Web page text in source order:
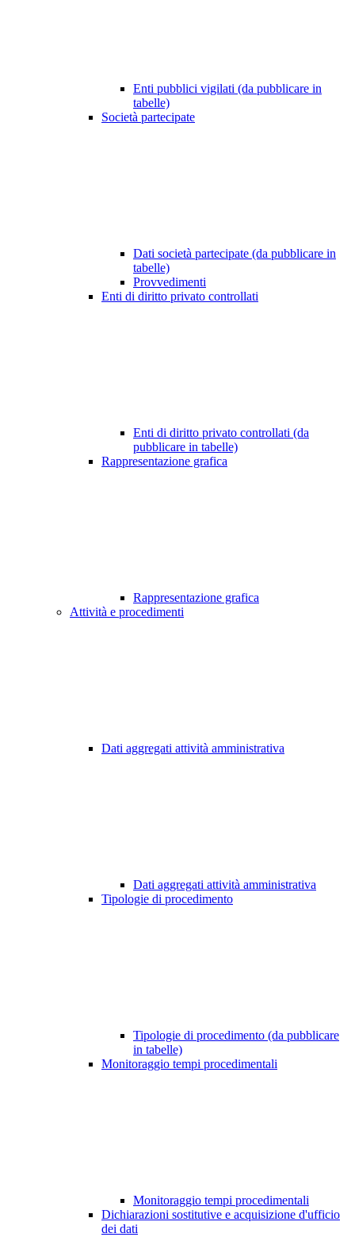
Enti pubblici vigilati (da pubblicare in
tabelle)
Società partecipate
Dati società partecipate (da pubblicare in
tabelle)
Provvedimenti
Enti di diritto privato controllati
Enti di diritto privato controllati (da
pubblicare in tabelle)
Rappresentazione grafica
Rappresentazione grafica
Attività e procedimenti
Dati aggregati attività amministrativa
Dati aggregati attività amministrativa
Tipologie di procedimento
Tipologie di procedimento (da pubblicare
in tabelle)
Monitoraggio tempi procedimentali
Monitoraggio tempi procedimentali
Dichiarazioni sostitutive e acquisizione d'ufficio
dei dati